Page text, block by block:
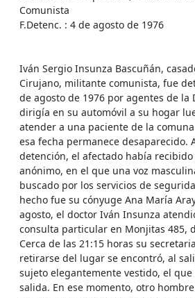
Comunista
F.Detenc. : 4 de agosto de 1976
Iván Sergio Insunza Bascuñán,
Cirujano, militante comunista, fue
de agosto de 1976 por agentes de la
dirigía en su automóvil a su hogar
atender a una paciente de la
esa fecha permanece desaparecido.
detención, el afectado había
anónimo, en el que una voz
buscado por los servicios de
hecho fue su cónyuge Ana María
agosto, el doctor Iván Insunza
consulta particular en Monjitas 485,
Cerca de las 21:15 horas su
retirarse del lugar se encontró, al
sujeto elegantemente vestido, el
salida. En ese momento, otro